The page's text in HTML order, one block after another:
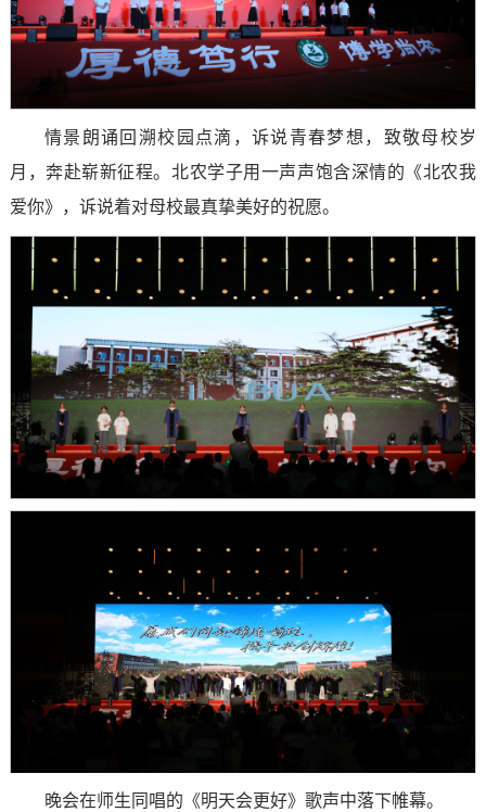
情景朗诵回溯校园点滴，诉说青春梦想，致敬母校岁
月，奔赴崭新征程。北农学子用一声声饱含深情的《北农我
爱你》，诉说着对母校最真挚美好的祝愿。
晚会在师生同唱的《明天会更好》歌声中落下帷幕。